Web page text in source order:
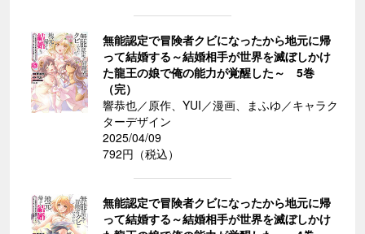
無能認定で冒険者クビになったから地元に帰
って結婚する～結婚相手が世界を滅ぼしかけ
た龍王の娘で俺の能力が覚醒した～ 5巻
（完）
響恭也／原作、YUI／漫画、まふゆ／キャラク
ターデザイン
2025/04/09
792円（税込）
無能認定で冒険者クビになったから地元に帰
って結婚する～結婚相手が世界を滅ぼしかけ